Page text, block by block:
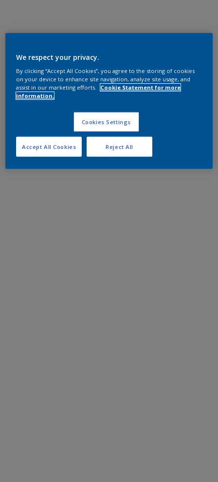
We respect your privacy.
By clicking “Accept All Cookies”, you agree to the storing of cookies
on your device to enhance site navigation, analyze site usage, and
assist in our marketing efforts.
Cookie Statement for more
information.
Cookies Settings
Reject All
Accept All Cookies